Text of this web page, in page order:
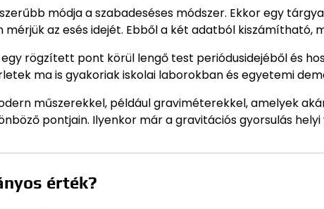
módja a szabadeséses módszer. Ekkor egy
az esés idejét. Ebből a két adatból kiszámítható,
egy rögzített pont körül lengő test periódusidejéből és
ma is gyakoriak iskolai laborokban és egyetemi
műszerekkel, például graviméterekkel, amelyek
pontjain. Ilyenkor már a gravitációs gyorsulás helyi
érték?